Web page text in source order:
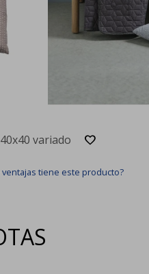
variado
ventajas tiene este producto?